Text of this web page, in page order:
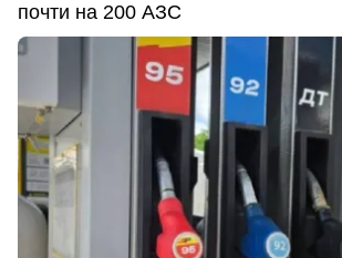
почти на 200 АЗС